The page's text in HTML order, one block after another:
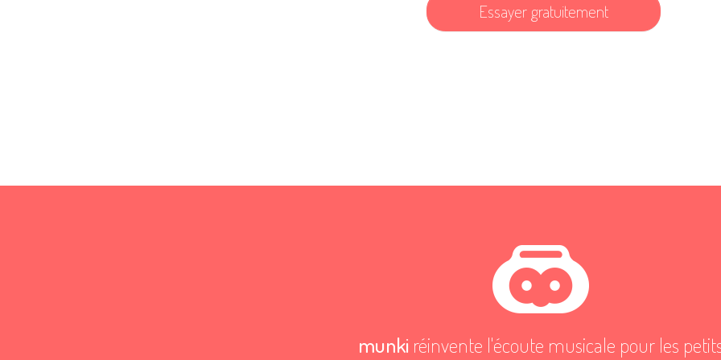
Essayer gratuitement
munki réinvente l'écoute musicale pour les